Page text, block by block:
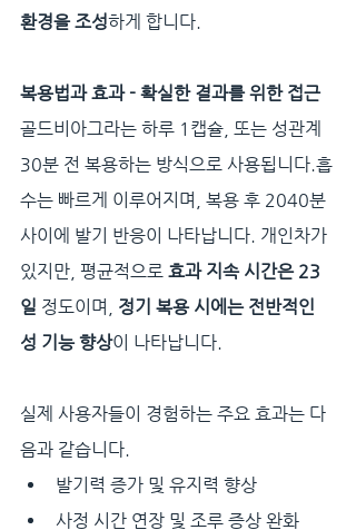
환경을 조성하게 합니다.
복용법과 효과 - 확실한 결과를 위한 접근
골드비아그라는 하루 1캡슐, 또는 성관계
30분 전 복용하는 방식으로 사용됩니다.흡
수는 빠르게 이루어지며, 복용 후 2040분
사이에 발기 반응이 나타납니다. 개인차가
있지만, 평균적으로 효과 지속 시간은 23
일 정도이며, 정기 복용 시에는 전반적인
성 기능 향상이 나타납니다.
실제 사용자들이 경험하는 주요 효과는 다
음과 같습니다.
발기력 증가 및 유지력 향상
사정 시간 연장 및 조루 증상 완화